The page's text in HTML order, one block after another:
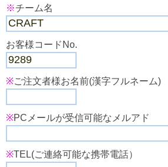
※チーム名
お客様コードNo.
※ご注文者様お名前(漢字フルネーム)
※PCメールが受信可能なメルアド
※TEL(ご連絡可能な携帯電話）